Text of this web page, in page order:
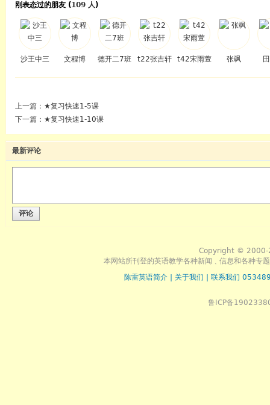
刚表态过的朋友 (109 人)
沙王中三 文程博 德开二7班 t22张吉轩 t42宋雨萱 张飒
上一篇： ★复习快速1-5课
下一篇： ★复习快速1-10课
最新评论
评论
Copyright © 2000-
本网站所刊登的英语教学各种新闻﹑信息和各种专
陈雷英语简介
关于我们 联系我们
鲁ICP备